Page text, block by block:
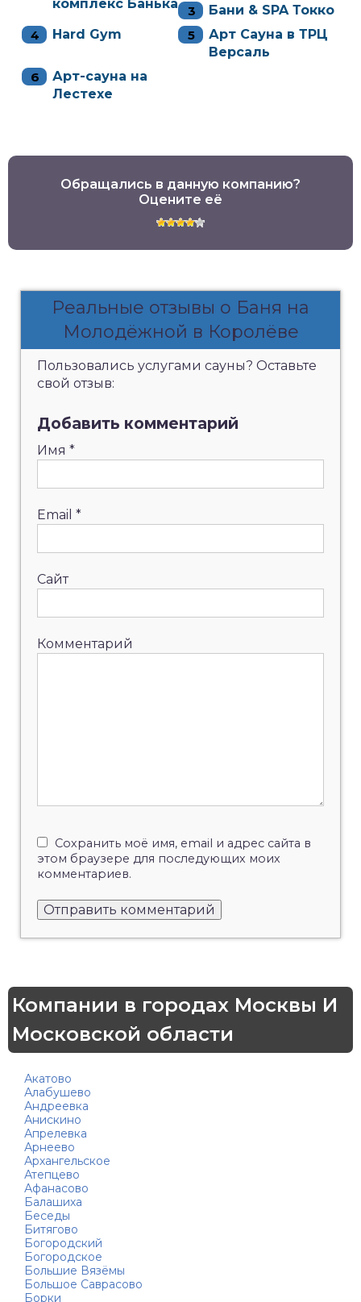
комплекс Банька
Бани & SPA Токко
Hard Gym
Арт Сауна в ТРЦ
Версаль
Арт-сауна на
Лестехе
Обращались в данную компанию?
Оцените её
Реальные отзывы о Баня на
Молодёжной в Королёве
Пользовались услугами сауны? Оставьте
свой отзыв:
Добавить комментарий
Имя *
Email *
Сайт
Комментарий
Сохранить моё имя, email и адрес сайта в
этом браузере для последующих моих
комментариев.
Компании в городах Москвы И
Московской области
Акатово
Алабушево
Андреевка
Анискино
Апрелевка
Арнеево
Архангельское
Атепцево
Афанасово
Балашиха
Беседы
Битягово
Богородский
Богородское
Большие Вязёмы
Большое Саврасово
Борки